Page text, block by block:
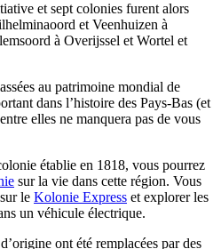
et sept colonies furent alors
et Veenhuizen à
à Overijssel et Wortel et
au patrimoine mondial de
dans l’histoire des Pays-Bas (et
elles ne manquera pas de vous
établie en 1818, vous pourrez
sur la vie dans cette région. Vous
le Kolonie Express et explorer les
un véhicule électrique.
ont été remplacées par des